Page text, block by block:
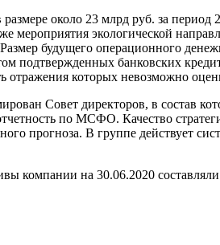
около 23 млрд руб. за период
мероприятия экологической
будущего операционного
подтвержденных банковских
отражения которых невозможно
Совет директоров, в состав
по МСФО. Качество
прогноза. В группе действует
на 30.06.2020